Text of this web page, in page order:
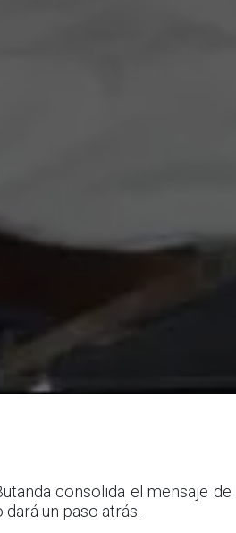
consolida el mensaje de
un paso atrás.